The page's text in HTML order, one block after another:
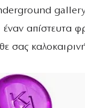
gallery
έναν απίστευτα
σας